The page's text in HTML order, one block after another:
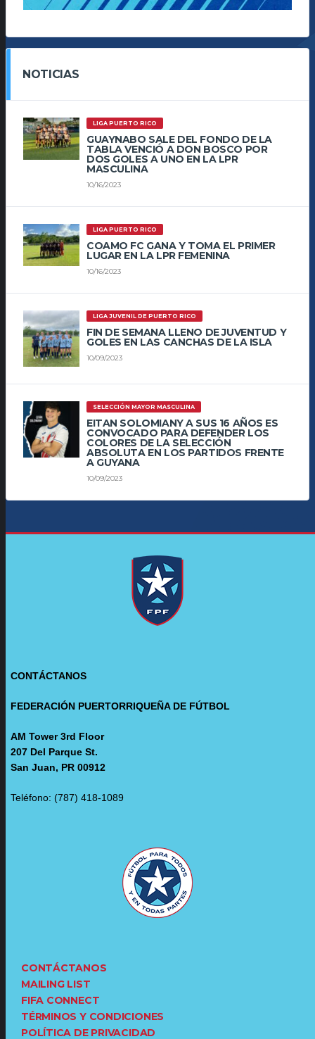
NOTICIAS
LIGA PUERTO RICO
GUAYNABO SALE DEL FONDO DE LA
TABLA VENCIÓ A DON BOSCO POR
DOS GOLES A UNO EN LA LPR
MASCULINA
10/16/2023
LIGA PUERTO RICO
COAMO FC GANA Y TOMA EL PRIMER
LUGAR EN LA LPR FEMENINA
10/16/2023
LIGA JUVENIL DE PUERTO RICO
FIN DE SEMANA LLENO DE JUVENTUD Y
GOLES EN LAS CANCHAS DE LA ISLA
10/09/2023
SELECCIÓN MAYOR MASCULINA
EITAN SOLOMIANY A SUS 16 AÑOS ES
CONVOCADO PARA DEFENDER LOS
COLORES DE LA SELECCIÓN
ABSOLUTA EN LOS PARTIDOS FRENTE
A GUYANA
10/09/2023
CONTÁCTANOS
FEDERACIÓN PUERTORRIQUEÑA DE FÚTBOL
AM Tower 3rd Floor
207 Del Parque St.
San Juan, PR 00912
Teléfono: (787) 418-1089
CONTÁCTANOS
MAILING LIST
FIFA CONNECT
TÉRMINOS Y CONDICIONES
POLÍTICA DE PRIVACIDAD